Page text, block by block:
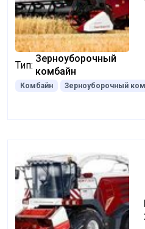
Тип:
Зерноуборочный
комбайн
Комбайн Зерноуборочный